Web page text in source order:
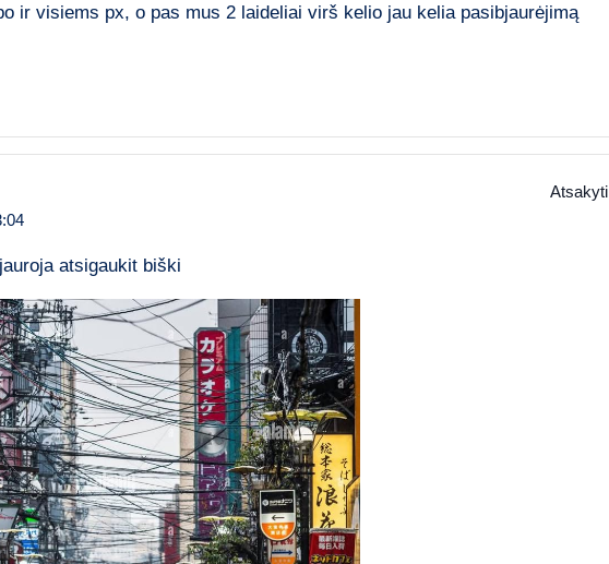
ir visiems px, o pas mus 2 laideliai virš kelio jau kelia pasibjaurėjimą
Atsakyti
atsigaukit biški